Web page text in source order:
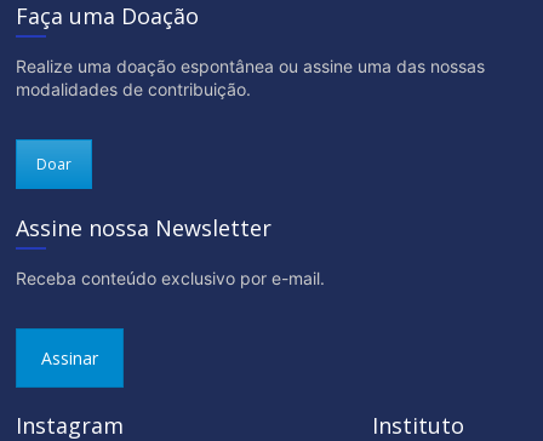
Faça uma Doação
Realize uma doação espontânea ou assine uma das nossas
modalidades de contribuição.
Doar
Assine nossa Newsletter
Receba conteúdo exclusivo por e-mail.
Assinar
Instagram
Instituto